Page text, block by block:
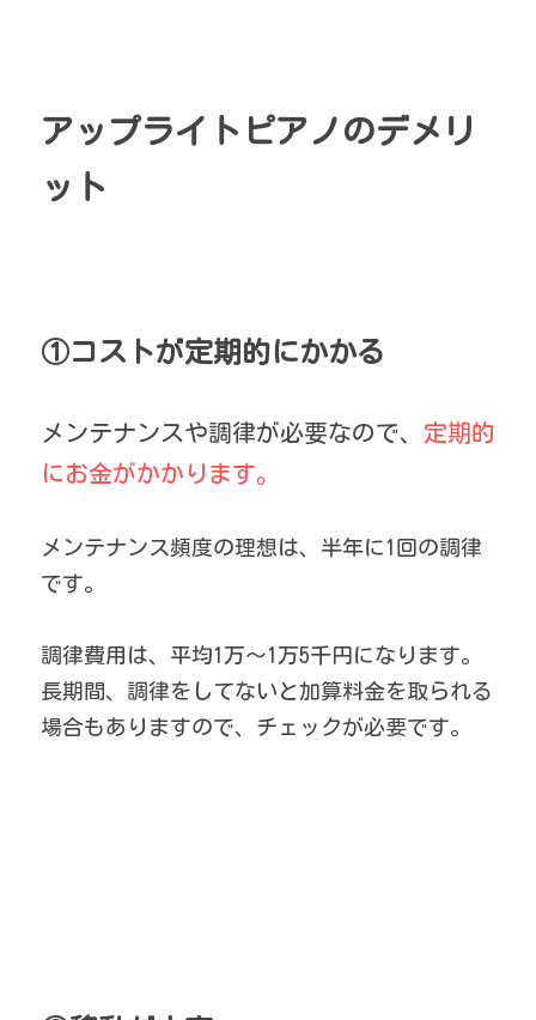
アップライトピアノのデメリ
ット
①コストが定期的にかかる
メンテナンスや調律が必要なので、 定期的
にお金がかかります。
メンテナンス頻度の理想は、半年に1回の調律
です。
調律費用は、平均1万〜1万5千円になります。
長期間、調律をしてないと加算料金を取られる
場合もありますので、チェックが必要です。